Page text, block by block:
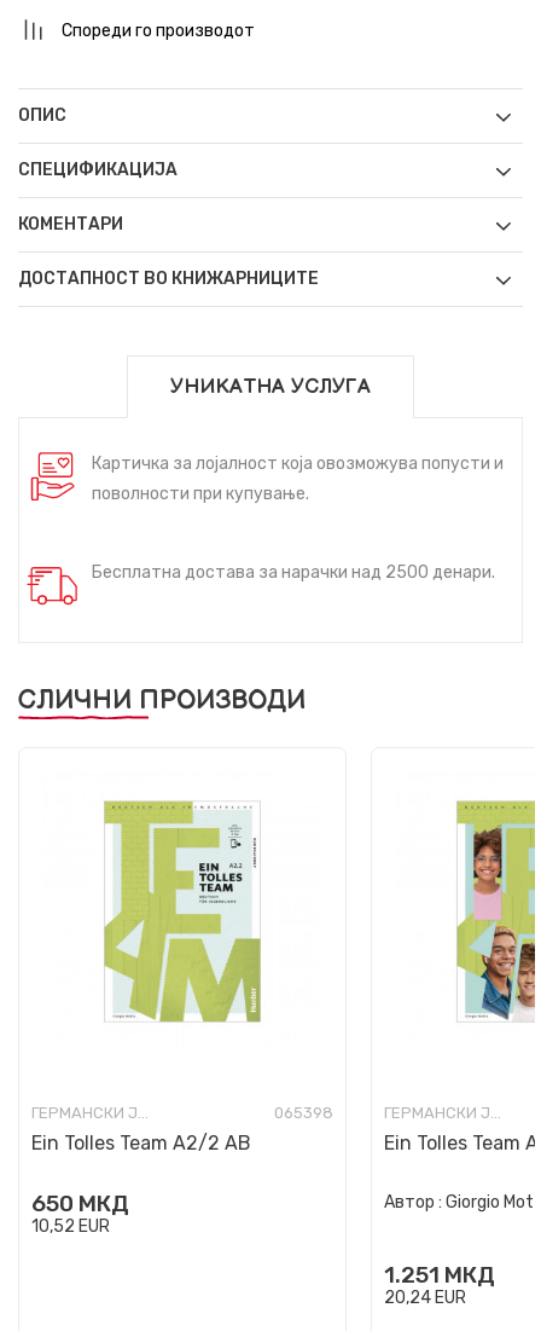
Спореди го производот
ОПИС
СПЕЦИФИКАЦИЈА
КОМЕНТАРИ
ДОСТАПНОСТ ВО КНИЖАРНИЦИТЕ
УНИКАТНА УСЛУГА
Картичка за лојалност која овозможува попусти и
поволности при купување.
Бесплатна достава за нарачки над 2500 денари.
СЛИЧНИ ПРОИЗВОДИ
ГЕРМАНСКИ ЈАЗИК 065398
Ein Tolles Team A2/2 AB
650 МКД
10,52 EUR
ГЕРМАНСКИ ЈАЗИК
Ein Tolles Team
Автор : Giorgio
1.251 МКД
20,24EUR